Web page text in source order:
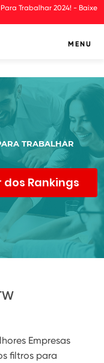
Trabalhar 2024! - Baixe
MENU
TRABALHAR
Rankings
Empresas
filtros para